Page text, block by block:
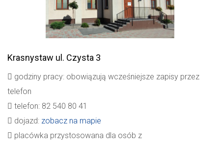
Krasnystaw ul. Czysta 3
godziny pracy: obowiązują wcześniejsze zapisy przez
telefon
telefon: 82 540 80 41
dojazd: zobacz na mapie
placówka przystosowana dla osób z